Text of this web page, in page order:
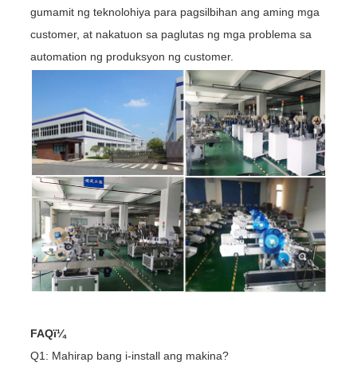
gumamit ng teknolohiya para pagsilbihan ang aming mga
customer, at nakatuon sa paglutas ng mga problema sa
automation ng produksyon ng customer.
FAQï¼
Q1: Mahirap bang i-install ang makina?